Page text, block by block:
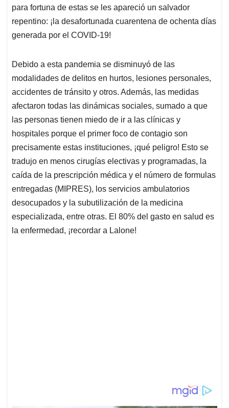
para fortuna de estas se les apareció un salvador
repentino: ¡la desafortunada cuarentena de ochenta días
generada por el COVID-19!
Debido a esta pandemia se disminuyó de las
modalidades de delitos en hurtos, lesiones personales,
accidentes de tránsito y otros. Además, las medidas
afectaron todas las dinámicas sociales, sumado a que
las personas tienen miedo de ir a las clínicas y
hospitales porque el primer foco de contagio son
precisamente estas instituciones, ¡qué peligro! Esto se
tradujo en menos cirugías electivas y programadas, la
caída de la prescripción médica y el número de formulas
entregadas (MIPRES), los servicios ambulatorios
desocupados y la subutilización de la medicina
especializada, entre otras. El 80% del gasto en salud es
la enfermedad, ¡recordar a Lalone!